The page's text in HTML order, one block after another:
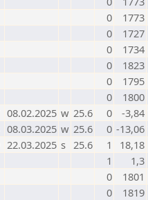
0
1773
0
1727
0
1734
0
1823
0
1795
0
1800
08.02.2025 w 25.6 0 -3,84
08.03.2025 w 25.6 0 -13,06
22.03.2025 s 25.6 1 18,18
1
1,3
0
1801
0 1819